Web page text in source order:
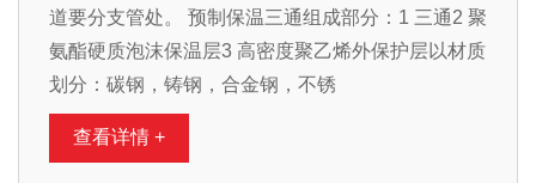
道要分支管处。 预制保温三通组成部分：1 三通2 聚
氨酯硬质泡沫保温层3 高密度聚乙烯外保护层以材质
划分：碳钢，铸钢，合金钢，不锈
查看详情 +